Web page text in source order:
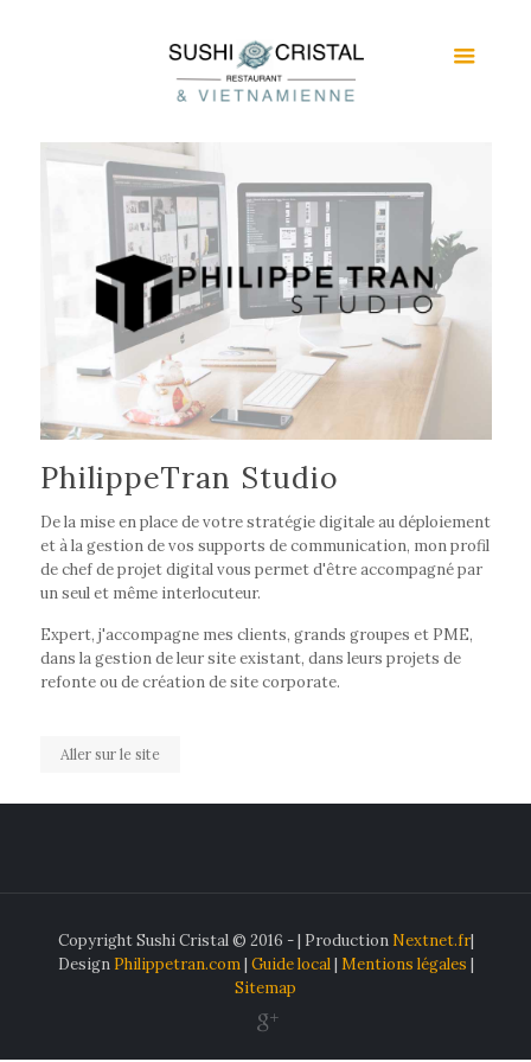
PhilippeTran Studio
De la mise en place de votre stratégie digitale au déploiement
et à la gestion de vos supports de communication, mon profil
de chef de projet digital vous permet d'être accompagné par
un seul et même interlocuteur.
Expert, j'accompagne mes clients, grands groupes et PME,
dans la gestion de leur site existant, dans leurs projets de
refonte ou de création de site corporate.
Aller sur le site
Copyright Sushi Cristal © 2016 - | Production Nextnet.fr|
Design Philippetran.com| Guide local| Mentions légales
Sitemap